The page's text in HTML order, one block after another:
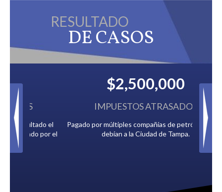
RESULTADO
DE CASOS
$2,500,000
IMPUESTOS ATRASADOS
Pagado por múltiples compañías de petróleo que le
debían a la Ciudad de Tampa.